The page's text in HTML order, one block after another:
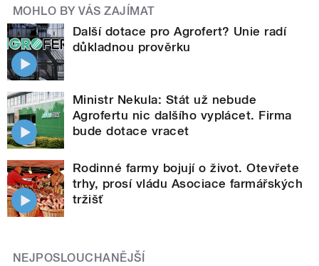
MOHLO BY VÁS ZAJÍMAT
Další dotace pro Agrofert? Unie radí
důkladnou prověrku
Ministr Nekula: Stát už nebude
Agrofertu nic dalšího vyplácet. Firma
bude dotace vracet
Rodinné farmy bojují o život. Otevřete
trhy, prosí vládu Asociace farmářských
tržišť
NEJPOSLOUCHANĚJŠÍ